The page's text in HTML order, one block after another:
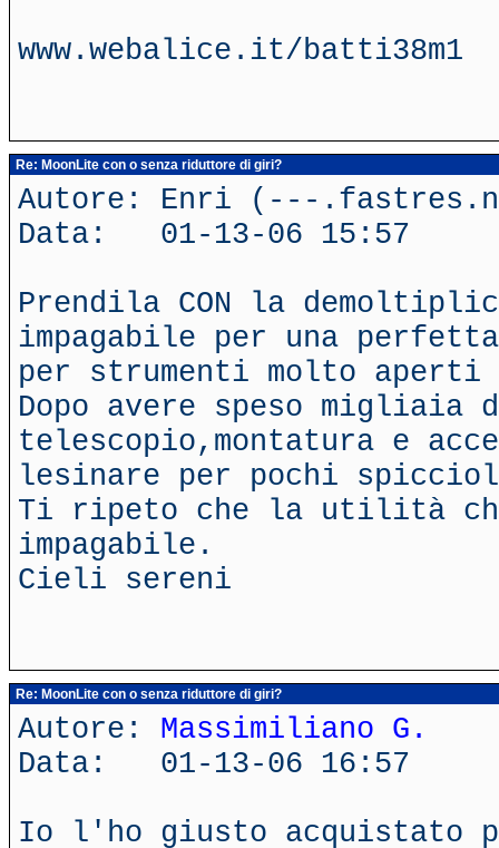
www.webalice.it/batti38m1
Re: MoonLite con o senza riduttore di giri?
Autore: Enri (---
Data: 01-13-06 15:57
Prendila CON la
impagabile per una
per strumenti molto aperti
Dopo avere speso
telescopio,montatura e
lesinare per pochi
Ti ripeto che la utilità
impagabile.
Cieli sereni
Re: MoonLite con o senza riduttore di giri?
Autore: Massimiliano G.
Data: 01-13-06 16:57
Io l'ho giusto acquistato